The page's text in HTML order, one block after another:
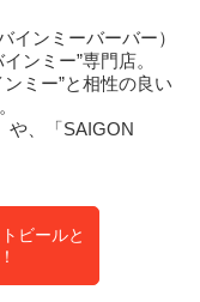
インミーバーバー）
ンミー”専門店。
ミー”と相性の良い
や、「SAIGON
ビールと